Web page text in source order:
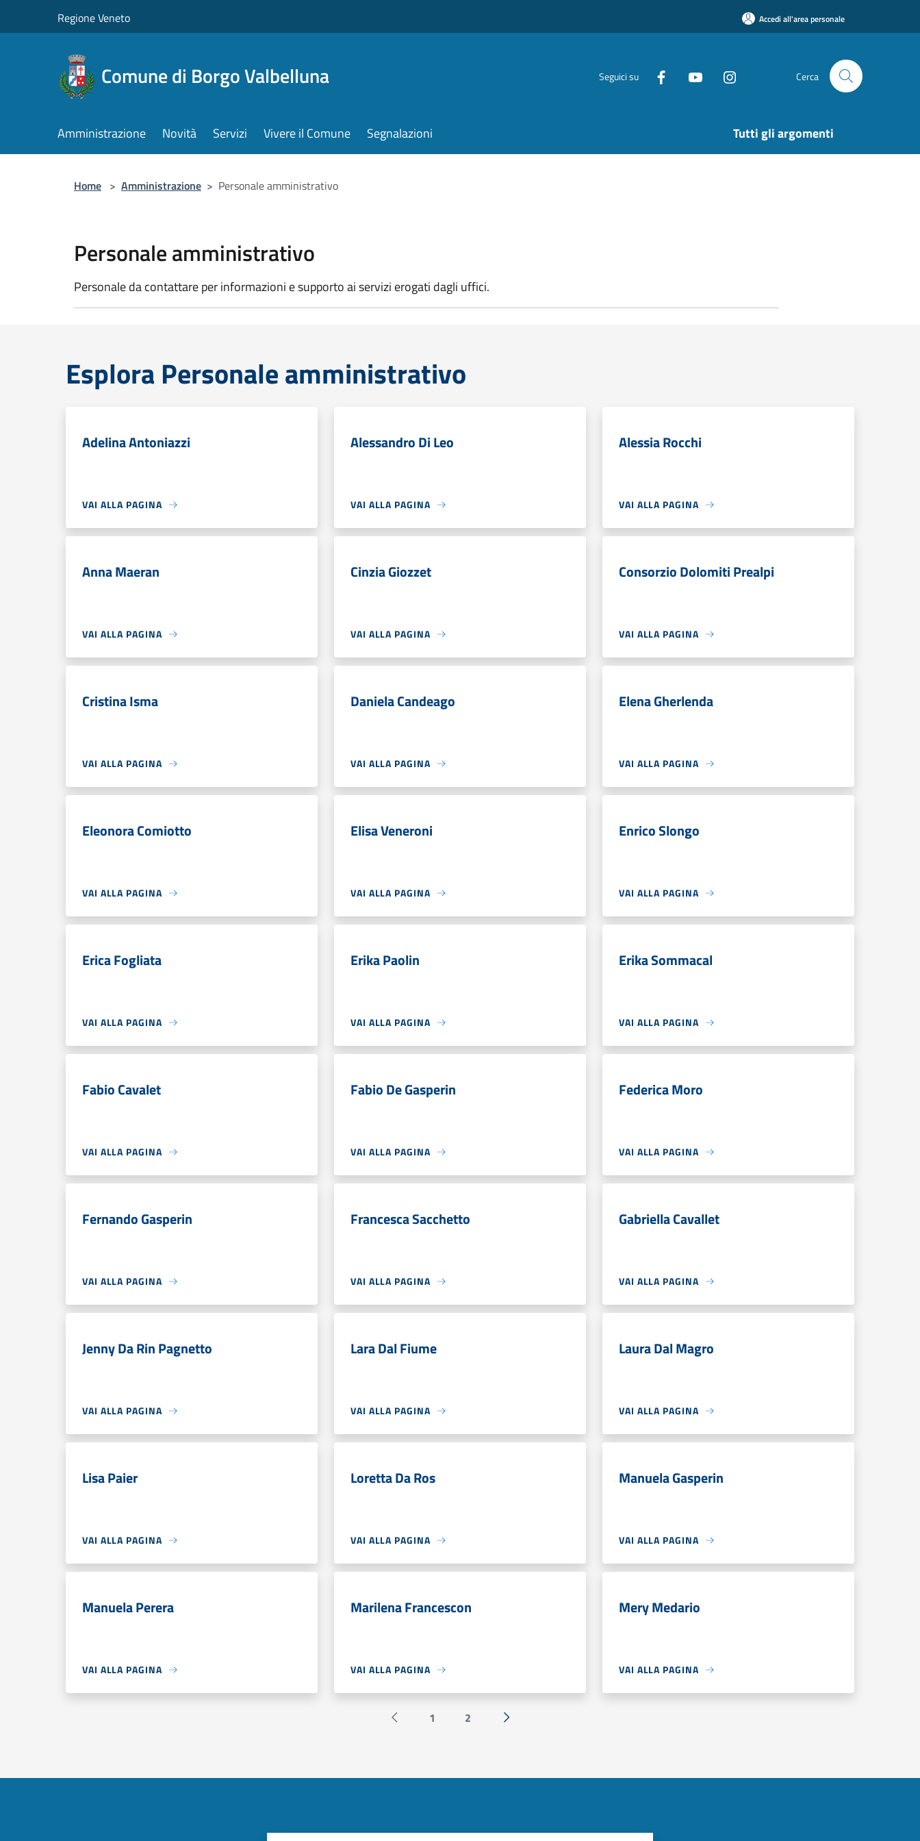
Regione Veneto Accedi all'area personale
Comune di Borgo Valbelluna Seguici su Cerca
Amministrazione Novità Servizi Vivere il Comune Segnalazioni Tutti gli argomenti
Home > Amministrazione > Personale amministrativo
Personale amministrativo
Personale da contattare per informazioni e supporto ai servizi erogati dagli uffici.
Esplora Personale amministrativo
Adelina Antoniazzi
VAI ALLA PAGINA
Alessandro Di Leo
VAI ALLA PAGINA
Alessia Rocchi
VAI ALLA PAGINA
Anna Maeran
VAI ALLA PAGINA
Cinzia Giozzet
VAI ALLA PAGINA
Consorzio Dolomiti Prealpi
VAI ALLA PAGINA
Cristina Isma
VAI ALLA PAGINA
Daniela Candeago
VAI ALLA PAGINA
Elena Gherlenda
VAI ALLA PAGINA
Eleonora Comiotto
VAI ALLA PAGINA
Elisa Veneroni
VAI ALLA PAGINA
Enrico Slongo
VAI ALLA PAGINA
Erica Fogliata
VAI ALLA PAGINA
Erika Paolin
VAI ALLA PAGINA
Erika Sommacal
VAI ALLA PAGINA
Fabio Cavalet
VAI ALLA PAGINA
Fabio De Gasperin
VAI ALLA PAGINA
Federica Moro
VAI ALLA PAGINA
Fernando Gasperin
VAI ALLA PAGINA
Francesca Sacchetto
VAI ALLA PAGINA
Gabriella Cavallet
VAI ALLA PAGINA
Jenny Da Rin Pagnetto
VAI ALLA PAGINA
Lara Dal Fiume
VAI ALLA PAGINA
Laura Dal Magro
VAI ALLA PAGINA
Lisa Paier
VAI ALLA PAGINA
Loretta Da Ros
VAI ALLA PAGINA
Manuela Gasperin
VAI ALLA PAGINA
Manuela Perera
VAI ALLA PAGINA
Marilena Francescon
VAI ALLA PAGINA
Mery Medario
VAI ALLA PAGINA
Pagina precedente
1 2
Successiva »